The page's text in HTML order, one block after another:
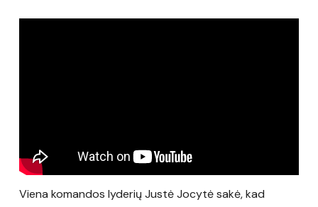
Viena komandos lyderių Justė Jocytė sakė, kad